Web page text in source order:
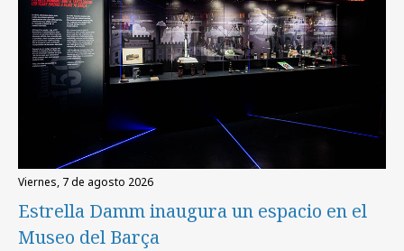
viernes, 7 de agosto 2026
Estrella Damm inaugura un espacio en el
Museo del Barça